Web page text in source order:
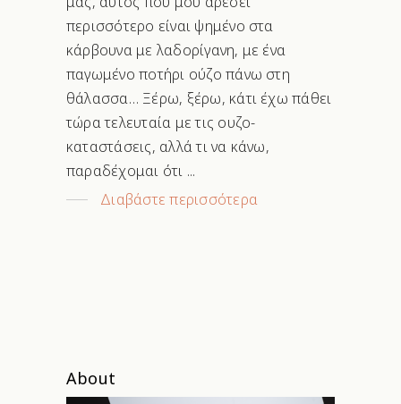
περισσότερο είναι ψημένο στα
κάρβουνα με λαδορίγανη, με ένα
παγωμένο ποτήρι ούζο πάνω στη
θάλασσα… Ξέρω, ξέρω, κάτι έχω πάθει
τώρα τελευταία με τις ουζο-
καταστάσεις, αλλά τι να κάνω,
παραδέχομαι ότι
Διαβάστε περισσότερα
About